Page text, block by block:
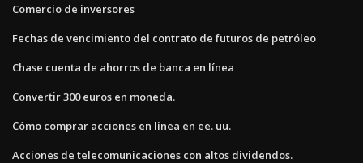
Comercio de inversores
Fechas de vencimiento del contrato de futuros de petróleo
Chase cuenta de ahorros de banca en línea
Convertir 300 euros en moneda.
Cómo comprar acciones en línea en ee. uu.
Acciones de telecomunicaciones con altos dividendos.